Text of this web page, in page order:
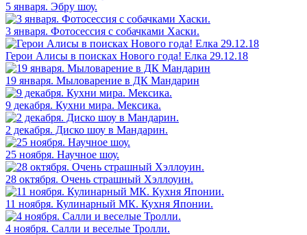
5 января. Эбру шоу.
3 января. Фотосессия с собачками Хаски.
Герои Алисы в поисках Нового года! Елка 29.12.18
19 января. Мыловарение в ДК Мандарин
9 декабря. Кухни мира. Мексика.
2 декабря. Диско шоу в Мандарин.
25 ноября. Научное шоу.
28 октября. Очень страшный Хэллоуин.
11 ноября. Кулинарный МК. Кухня Японии.
4 ноября. Салли и веселые Тролли.